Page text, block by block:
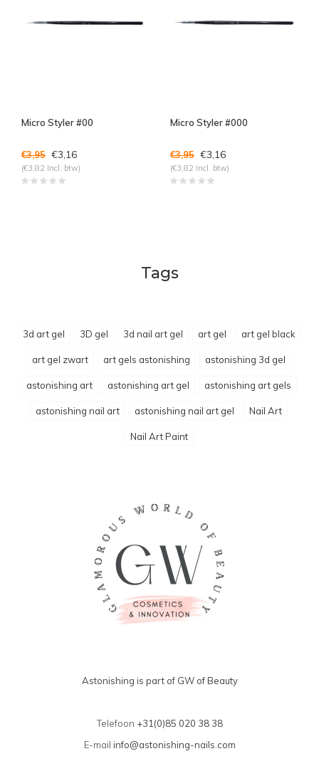
Micro Styler #00
€3,95 €3,16
(€3,82 Incl. btw)
Micro Styler #000
€3,95 €3,16
(€3,82 Incl. btw)
Tags
3d art gel 3D gel 3d nail art gel art gel art gel black
art gel zwart art gels astonishing astonishing 3d gel
astonishing art astonishing art gel astonishing art gels
astonishing nail art astonishing nail art gel Nail Art
Nail Art Paint
Astonishing is part of GW of Beauty
Telefoon +31(0)85 020 38 38
E-mail info@astonishing-nails.com